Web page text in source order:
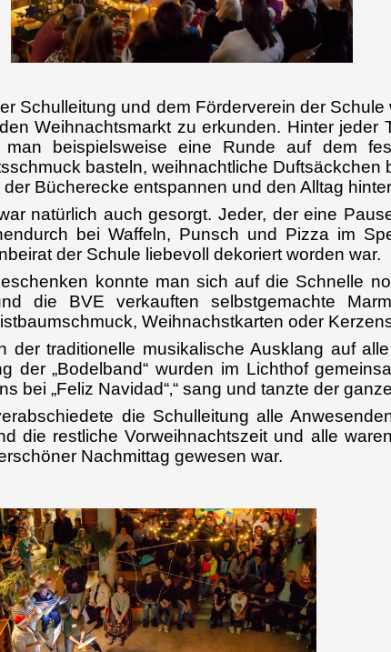
Schulleitung und dem Förderverein der
Weihnachtsmarkt zu erkunden. Hinter jeder
beispielsweise eine Runde auf dem
basteln, weihnachtliche Duftsäckchen
Bücherecke entspannen und den Alltag
natürlich auch gesorgt. Jeder, der eine
bei Waffeln, Punsch und Pizza im
der Schule liebevoll dekoriert worden war.
konnte man sich auf die Schnelle
die BVE verkauften selbstgemachte
Weihnachstkarten oder
der traditionelle musikalische Ausklang auf
der „Bodelband“ wurden im Lichthof
bei „Feliz Navidad“‚“ sang und tanzte der
die Schulleitung alle
die restliche Vorweihnachtszeit und alle
Nachmittag gewesen war.